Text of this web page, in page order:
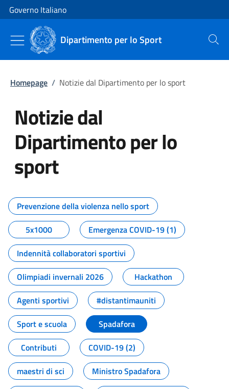
Vai al contenuto
Vai alla navigazione del sito
Governo Italiano
Dipartimento per lo Sport Cerca
Homepage / Notizie dal Dipartimento per lo sport
Notizie dal
Dipartimento per lo
sport
Tutti i contenuti della pagina
Prevenzione della violenza nello sport
5x1000
Emergenza COVID-19 (1)
Indennità collaboratori sportivi
Olimpiadi invernali 2026
Hackathon
Agenti sportivi
#distantimauniti
Sport e scuola
Spadafora
Contributi
COVID-19 (2)
maestri di sci
Ministro Spadafora